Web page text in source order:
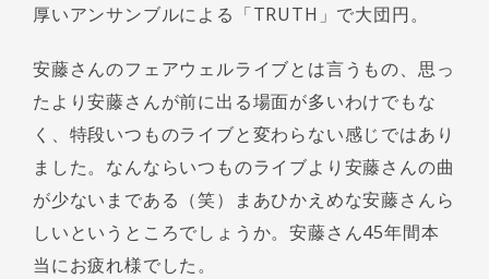
厚いアンサンブルによる「TRUTH」で大団円。
安藤さんのフェアウェルライブとは言うもの、思っ
たより安藤さんが前に出る場面が多いわけでもな
く、特段いつものライブと変わらない感じではあり
ました。なんならいつものライブより安藤さんの曲
が少ないまである（笑）まあひかえめな安藤さんら
しいというところでしょうか。安藤さん45年間本
当にお疲れ様でした。